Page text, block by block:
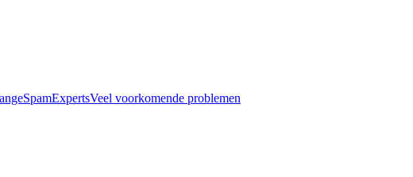
SpamExpertsVeel voorkomende problemen